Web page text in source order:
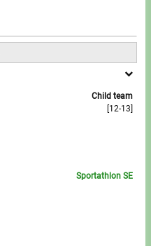
Child team
[12-13]
Sportathlon SE